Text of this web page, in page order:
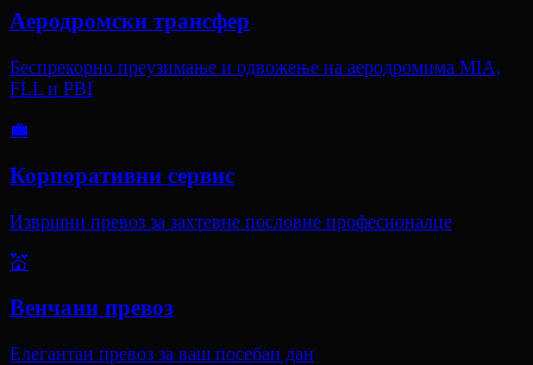
Аеродромски трансфер
Беспрекорно преузимање и одвожење на аеродромима MIA,
FLL и PBI
💼
Корпоративни сервис
Извршни превоз за захтевне пословне професионалце
💒
Венчани превоз
Елегантан превоз за ваш посебан дан